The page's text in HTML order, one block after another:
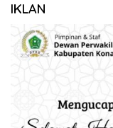
IKLAN